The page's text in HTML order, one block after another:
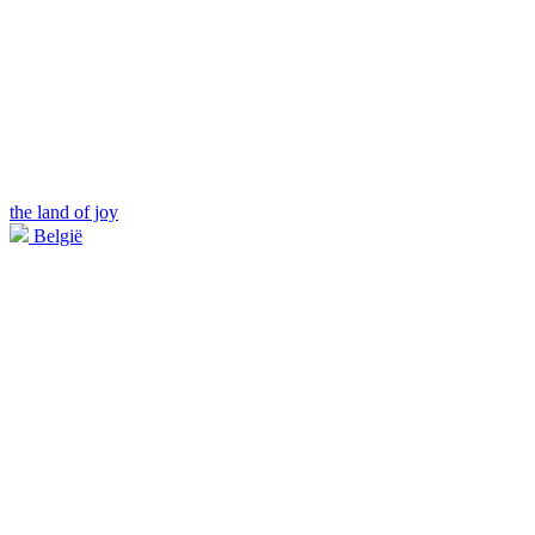
the land of joy
België